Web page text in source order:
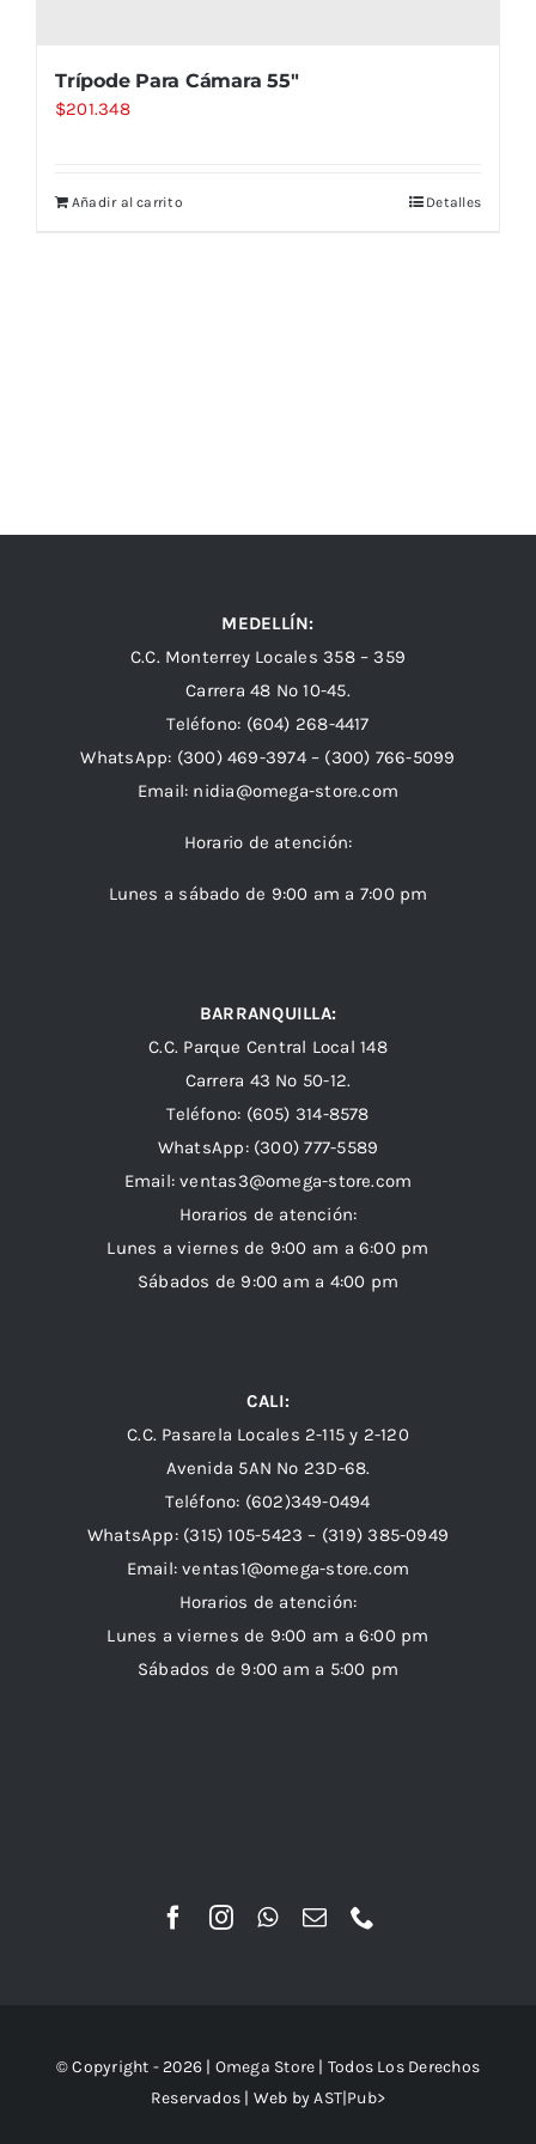
Trípode Para Cámara 55″
$201.348
Añadir al carrito Detalles
MEDELLÍN:
C.C. Monterrey Locales 358 – 359
Carrera 48 Nº 10-45.
Teléfono: (604) 268-4417
WhatsApp: (300) 469-3974 – (300) 766-5099
Email: nidia@omega-store.com
Horario de atención:
Lunes a sábado de 9:00 am a 7:00 pm
BARRANQUILLA:
C.C. Parque Central Local 148
Carrera 43 Nº 50-12.
Teléfono: (605) 314-8578
WhatsApp: (300) 777-5589
Email: ventas3@omega-store.com
Horarios de atención:
Lunes a viernes de 9:00 am a 6:00 pm
Sábados de 9:00 am a 4:00 pm
CALI:
C.C. Pasarela Locales 2-115 y 2-120
Avenida 5AN Nº 23D-68.
Teléfono: (602)349-0494
WhatsApp: (315) 105-5423 – (319) 385-0949
Email:ventas1@omega-store.com
Horarios de atención:
Lunes a viernes de 9:00 am a 6:00 pm
Sábados de 9:00 am a 5:00 pm
© Copyright - 2026 | Omega Store | Todos Los Derechos
Reservados | Web byAST|Pub>